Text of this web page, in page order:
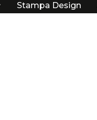
Stampa Design